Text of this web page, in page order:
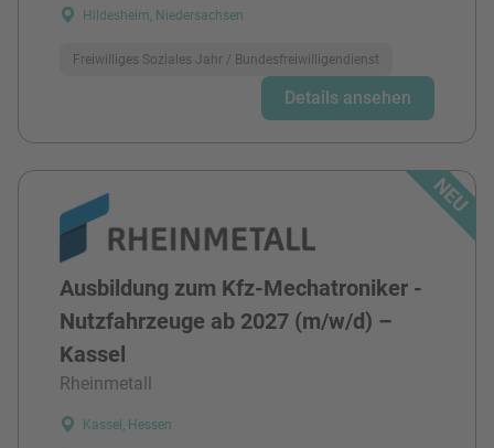
Hildesheim, Niedersachsen
Freiwilliges Soziales Jahr / Bundesfreiwilligendienst
Details ansehen
Ausbildung zum Kfz-Mechatroniker -
Nutzfahrzeuge ab 2027 (m/w/d) –
Kassel
Rheinmetall
Kassel, Hessen